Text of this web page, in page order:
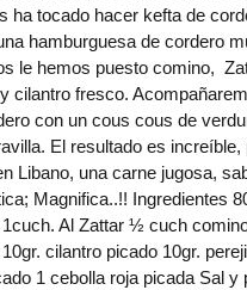
ha tocado hacer kefta de
hamburguesa de cordero
le hemos puesto comino,
cilantro fresco.
con un cous cous de
El resultado es increíble,
Libano, una carne jugosa,
Magnifica..!! Ingredientes
1cuch. Al Zattar ½ cuch
cilantro picado 10gr.
1 cebolla roja picada Sal y